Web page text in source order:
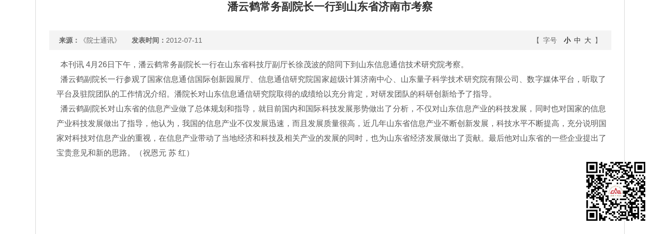
潘云鹤常务副院长一行到山东省济南市考察
来源： 《院士通讯》 发表时间： 2012-07-11 【 字号 小 中 大】
本刊讯 4月26日下午，潘云鹤常务副院长一行在山东省科技厅副厅长徐茂波的陪同下到山东信息通信技术研究院考察。
潘云鹤副院长一行参观了国家信息通信国际创新园展厅、信息通信研究院国家超级计算济南中心、山东量子科学技术研究院有限公司、数字媒体平台，听取了
平台及驻院团队的工作情况介绍。潘院长对山东信息通信研究院取得的成绩给以充分肯定，对研发团队的科研创新给予了指导。
潘云鹤副院长对山东省的信息产业做了总体规划和指导，就目前国内和国际科技发展形势做出了分析，不仅对山东信息产业的科技发展，同时也对国家的信息
产业科技发展做出了指导，他认为，我国的信息产业不仅发展迅速，而且发展质量很高，近几年山东省信息产业不断创新发展，科技水平不断提高，充分说明国
家对科技对信息产业的重视，在信息产业带动了当地经济和科技及相关产业的发展的同时，也为山东省经济发展做出了贡献。最后他对山东省的一些企业提出了
宝贵意见和新的思路。（祝恩元 苏 红）